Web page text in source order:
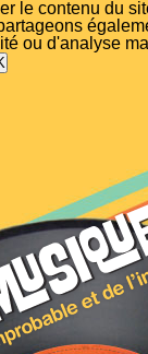
le contenu du
ou d'analyse